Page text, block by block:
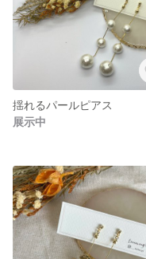
揺れるパールピアス
展示中